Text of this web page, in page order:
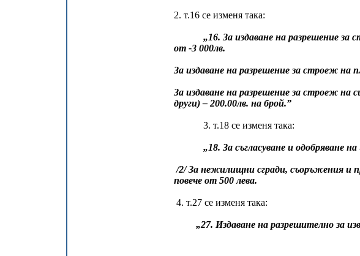
2. т.16 се изменя така:
„16. За издаване на разрешение за
от -3 000лв.
За издаване на разрешение за строеж на
За издаване на разрешение за строеж
други) – 200.00лв. на брой.”
3. т.18 се изменя така:
„18. За съгласуване и одобряване
/2/ За нежилищни сгради, съоръжения и
повече от 500 лева.
4. т.27 се изменя така:
„27. Издаване на разрешително за